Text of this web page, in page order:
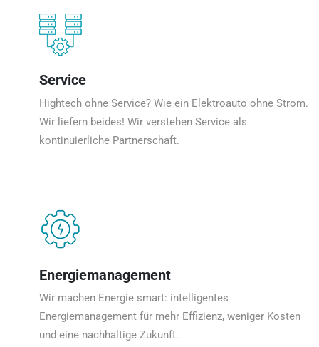
Service
Hightech ohne Service? Wie ein Elektroauto ohne Strom.
Wir liefern beides! Wir verstehen Service als
kontinuierliche Partnerschaft.
Energiemanagement
Wir machen Energie smart: intelligentes
Energiemanagement für mehr Effizienz, weniger Kosten
und eine nachhaltige Zukunft.